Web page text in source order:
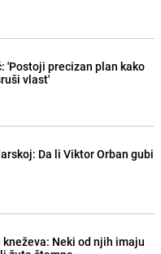
'Postoji precizan plan kako
vlast'
Da li Viktor Orban gubi
Neki od njih imaju